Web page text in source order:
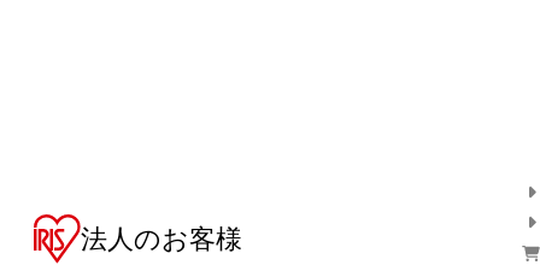
法人のお客様